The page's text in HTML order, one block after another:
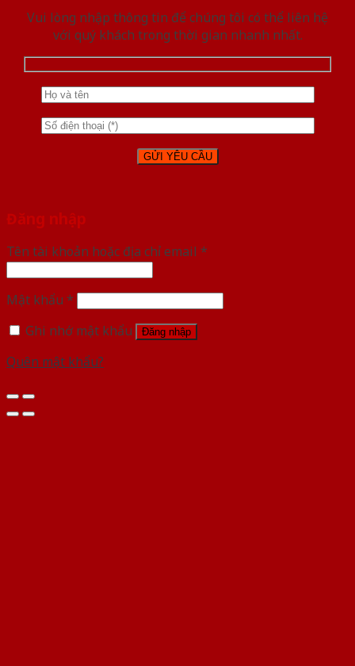
Vui lòng nhập thông tin để chúng tôi có thể liên hệ
với quý khách trong thời gian nhanh nhất.
Đăng nhập
Tên tài khoản hoặc địa chỉ email *
Mật khẩu *
Ghi nhớ mật khẩu
Đăng nhập
Quên mật khẩu?